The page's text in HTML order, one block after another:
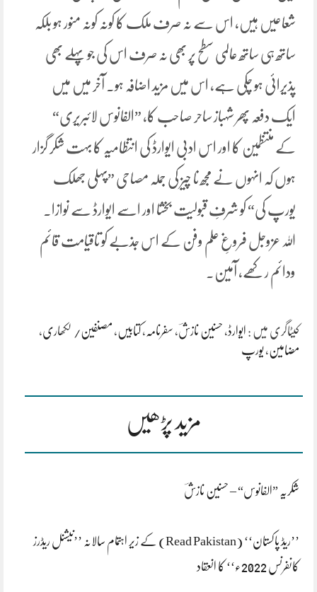
شعاعیں ہیں، اس سے نہ صرف ملک کا کونہ کونہ منور ہو بلکہ
ساتھ ہی ساتھ عالمی سطح پر بھی نہ صرف اس کی جو پہلے بھی
پذیرائی ہو چکی ہے، اس میں مزید اضافہ ہو۔ آخر میں میں
ایک دفعہ پھر شہباز ساحر صاحب کا، ”الفانوس لائبریری“
کے منتظمین کا اور اس ادبی ایوارڈ کی انتظامیہ کا بہت شکر گزار
ہوں کہ انہوں نے مجھ نا چیز کی جملہ مصاحی ”پہلی جھلک
یورپ کی“ کو شرفِ قبولیت بخشا اور اسے ایوارڈ سے نوازا۔
اللہ عزوجل فروغِ علم وفن کے اس جذبے کو تاقیامت قائم
ودائم رکھے، آمین.
کیٹاگری میں : ایوارڈ، حسنین نازشؔ، سفرنامہ ،کتابیں ، مصنفین/ لکھاری،
مضامین ،یورپ
مزید پڑھیں
شکریہ ”الفانوس“ – حسنین نازشؔ
’’ریڈ پاکستان‘‘ (Read Pakistan) کے زیر اہتمام سالانہ ’’نیشنل ریڈرز
کانفرنس 2022ء‘‘ کا انعقاد